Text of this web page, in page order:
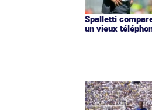
Spalletti
un vieux